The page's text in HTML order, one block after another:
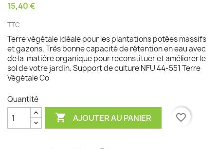
15,40 €
TTC
Terre végétale idéale pour les plantations potées massifs
et gazons. Très bonne capacité de rétention en eau avec
de la matière organique pour reconstituer et améliorer le
sol de votre jardin. Support de culture NFU 44-551 Terre
Végétale Co
Quantité
 AJOUTER AU PANIER favorite_border